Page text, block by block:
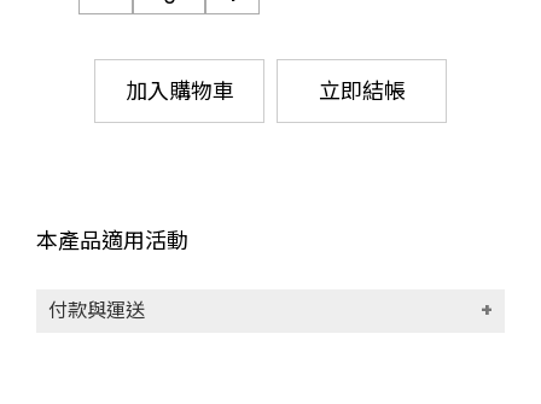
加入購物車 立即結帳
本產品適用活動
付款與運送